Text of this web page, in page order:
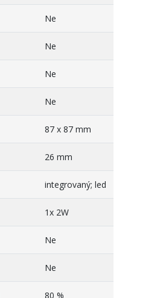
Ne
Ne
Ne
Ne
87 x 87 mm
26 mm
integrovaný; led
1x 2W
Ne
Ne
80 %